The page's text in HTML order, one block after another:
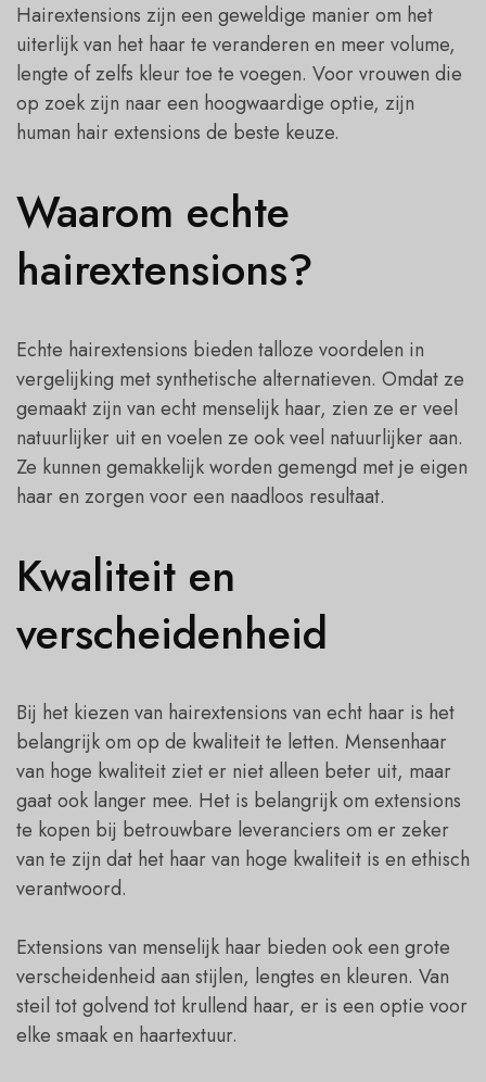
Hairextensions zijn een geweldige manier om het
uiterlijk van het haar te veranderen en meer volume,
lengte of zelfs kleur toe te voegen. Voor vrouwen die
op zoek zijn naar een hoogwaardige optie, zijn
human hair extensions de beste keuze.
Waarom echte
hairextensions?
Echte hairextensions bieden talloze voordelen in
vergelijking met synthetische alternatieven. Omdat ze
gemaakt zijn van echt menselijk haar, zien ze er veel
natuurlijker uit en voelen ze ook veel natuurlijker aan.
Ze kunnen gemakkelijk worden gemengd met je eigen
haar en zorgen voor een naadloos resultaat.
Kwaliteit en
verscheidenheid
Bij het kiezen van hairextensions van echt haar is het
belangrijk om op de kwaliteit te letten. Mensenhaar
van hoge kwaliteit ziet er niet alleen beter uit, maar
gaat ook langer mee. Het is belangrijk om extensions
te kopen bij betrouwbare leveranciers om er zeker
van te zijn dat het haar van hoge kwaliteit is en ethisch
verantwoord.
Extensions van menselijk haar bieden ook een grote
verscheidenheid aan stijlen, lengtes en kleuren. Van
steil tot golvend tot krullend haar, er is een optie voor
elke smaak en haartextuur.